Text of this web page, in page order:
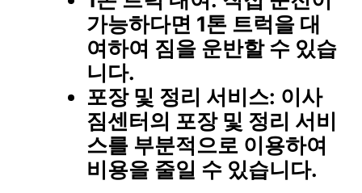
가능하다면 1톤 트럭을 대
여하여 짐을 운반할 수 있습
니다.
포장 및 정리 서비스: 이사
짐센터의 포장 및 정리 서비
스를 부분적으로 이용하여
비용을 줄일 수 있습니다.